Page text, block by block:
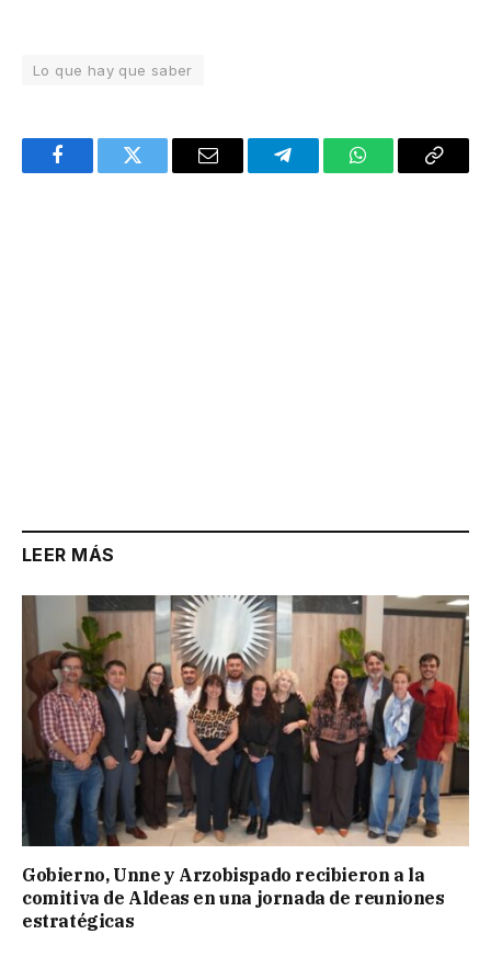
Lo que hay que saber
FacebookTwitter Email TelegramWhatsAppCopy
LEER MÁS
Gobierno, Unne y Arzobispado recibieron a la
comitiva de Aldeas en una jornada de reuniones
estratégicas